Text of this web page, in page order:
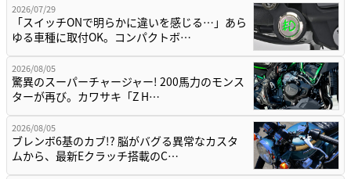
2026/07/29
「スイッチONで明らかに違いを感じる…」あら
ゆる車種に取付OK。コンパクトボ…
2026/08/05
驚異のスーパーチャージャー! 200馬力のモンス
ターが再び。カワサキ「Z H…
2026/08/05
ブレンボ6基のカブ!? 脳がバグる異常なカスタ
ムから、最新Eクラッチ搭載のC…